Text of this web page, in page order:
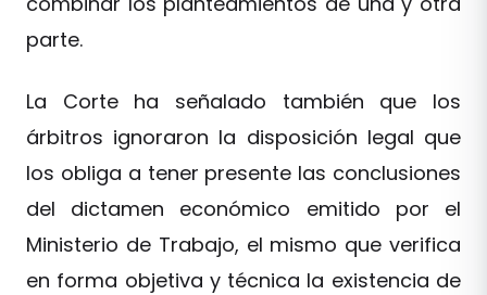
parte.
La Corte ha señalado también que los
árbitros ignoraron la disposición legal que
los obliga a tener presente las conclusiones
del dictamen económico emitido por el
Ministerio de Trabajo, el mismo que verifica
en forma objetiva y técnica la existencia de